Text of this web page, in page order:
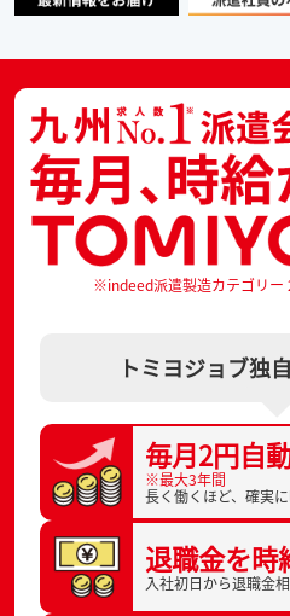
※indeed派遣製造カテゴリー
トミヨジョブ独
毎月2円自
※最大3年間
長く働くほど、 確実
退職金を時
入社初日から退職金